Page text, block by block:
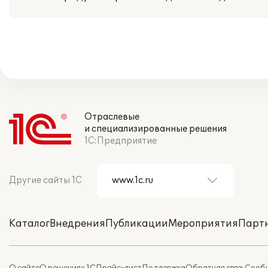
Отраслевые
и специализированные решения
1С:Предприятие
Другие сайты 1С
КаталогВнедренияПубликацииМероприятия